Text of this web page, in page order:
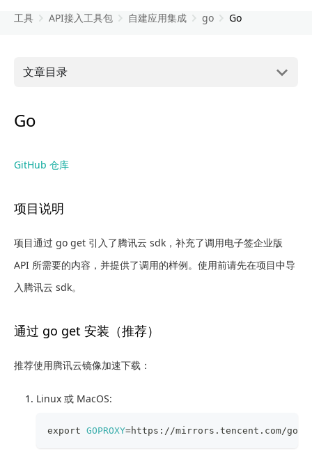
工具 API接入工具包 自建应用集成 go Go
文章目录
Go
GitHub 仓库
项目说明
项目通过 go get 引入了腾讯云 sdk，补充了调用电子签企业版
API 所需要的内容，并提供了调用的样例。使用前请先在项目中导
入腾讯云 sdk。
通过 go get 安装（推荐）
推荐使用腾讯云镜像加速下载：
Linux 或 MacOS:
export GOPROXY=https://mirrors.tencent.com/go/